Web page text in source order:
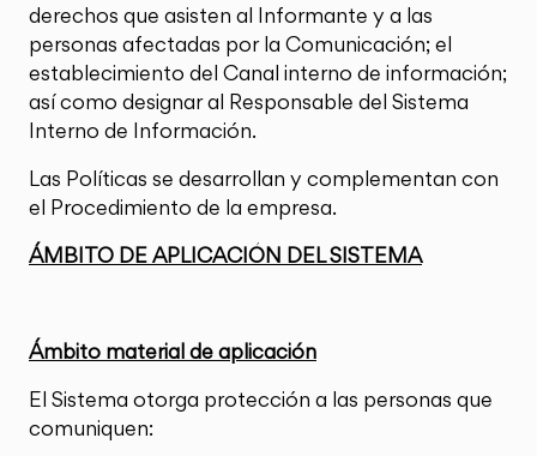
derechos que asisten al Informante y a las
personas afectadas por la Comunicación; el
establecimiento del Canal interno de información;
así como designar al Responsable del Sistema
Interno de Información.
Las Políticas se desarrollan y complementan con
el Procedimiento de la empresa.
ÁMBITO DE APLICACIÓN DEL SISTEMA
Ámbito material de aplicación
El Sistema otorga protección a las personas que
comuniquen: